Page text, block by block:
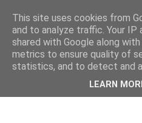
This site uses cookies from
and to analyze traffic. Your IP
shared with Google along
metrics to ensure quality of
statistics, and to detect and
LEARN